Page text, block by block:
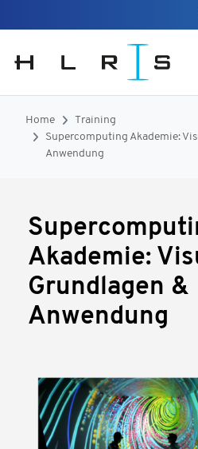
Home
Training
Supercomputing Akademie:
Anwendung
Akademie:
Grundlagen &
Anwendung